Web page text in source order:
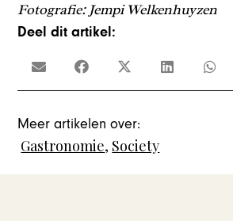
Fotografie: Jempi Welkenhuyzen
Deel dit artikel:
Meer artikelen over:
Gastronomie, Society